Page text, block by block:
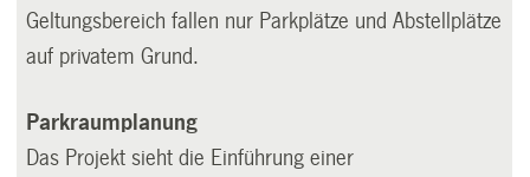
Geltungsbereich fallen nur Parkplätze und Abstellplätze
auf privatem Grund.
Parkraumplanung
Das Projekt sieht die Einführung einer